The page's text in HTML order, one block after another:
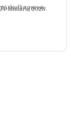
se vor desfășura între 20 și 24 ianuarie 2025.